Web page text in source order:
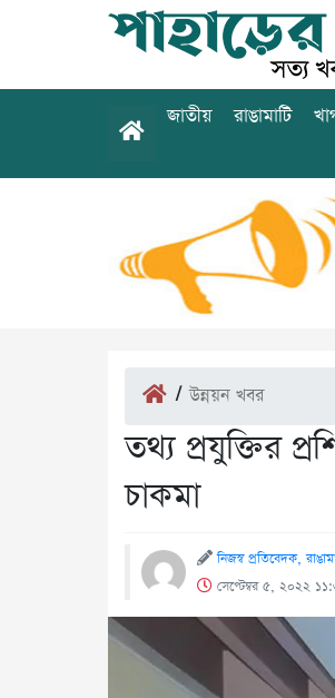
জাতীয় রাঙামাটি
/উন্নয়ন খবর
তথ্য প্রযুক্তির
চাকমা
নিজস্ব প্রতিবেদক,
সেপ্টেম্বর ৫, ২০২২